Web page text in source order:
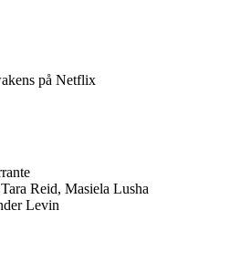
Reid, Masiela Lusha
Levin